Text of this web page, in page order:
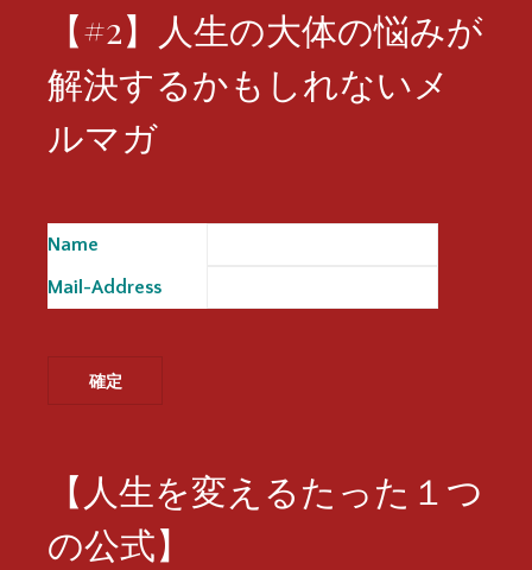
【#2】人生の大体の悩みが
解決するかもしれないメ
ルマガ
Name
Mail-Address
【人生を変えるたった１つ
の公式】